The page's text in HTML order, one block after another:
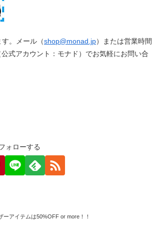
。メール（shop@monad.jp）または営業時間
公式アカウント：モナド）でお気軽にお問い合
ォローする
アイテムは50%OFF or more！！